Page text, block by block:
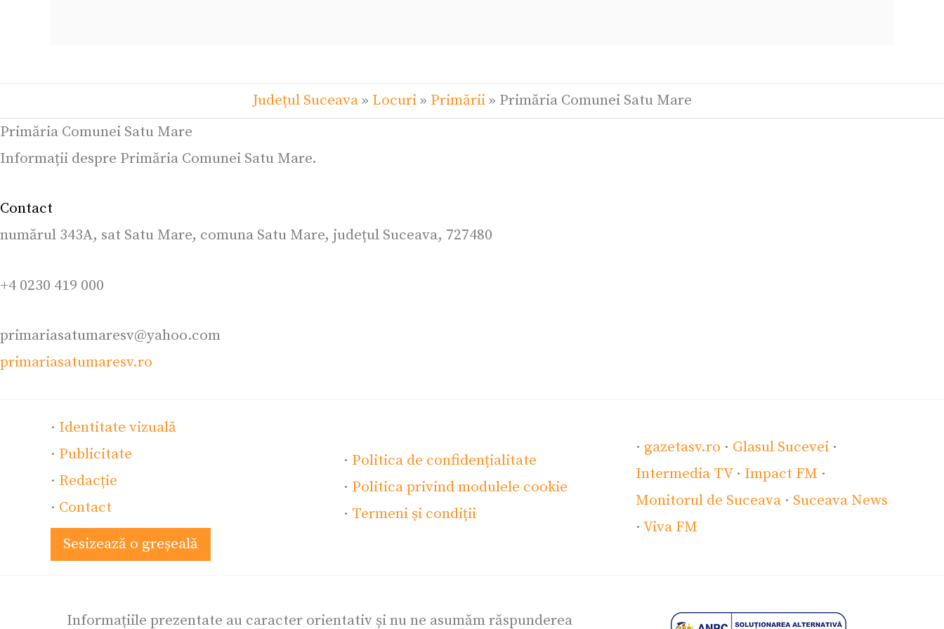
Județul Suceava» Locuri» Primării» Primăria Comunei Satu Mare
Primăria Comunei Satu Mare
Informații despre Primăria Comunei Satu Mare.
Contact
numărul 343A, sat Satu Mare, comuna Satu Mare, județul Suceava, 727480
+4 0230 419 000
primariasatumaresv@yahoo.com
primariasatumaresv.ro
· Identitate vizuală
· Publicitate
· Redacție
· Contact
Sesizează o greșeală
· Politica de confidențialitate
· Politica privind modulele cookie
· Termeni și condiții
· gazetasv.ro · Glasul Sucevei ·
Intermedia TV· Impact FM ·
Monitorul de Suceava · Suceava News
·Viva FM
Informațiile prezentate au caracter orientativ și nu ne asumăm răspunderea